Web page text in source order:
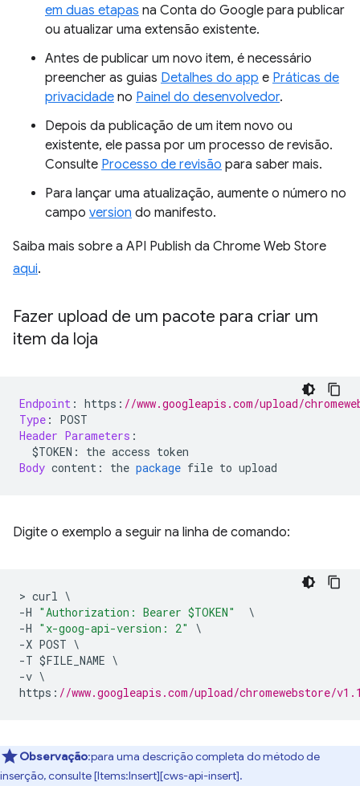
em duas etapas na Conta do Google para publicar
ou atualizar uma extensão existente.
Antes de publicar um novo item, é necessário
preencher as guias Detalhes do app e Práticas de
privacidade no Painel do desenvolvedor.
Depois da publicação de um item novo ou
existente, ele passa por um processo de revisão.
Consulte Processo de revisão para saber mais.
Para lançar uma atualização, aumente o número no
campo version do manifesto.
Saiba mais sobre a API Publish da Chrome Web Store
aqui.
Fazer upload de um pacote para criar um
item da loja
Endpoint : https : //www.googleapis.com/upload/
Type :
POST
Header Parameters :
$TOKEN :
the access token
Body content : the package file to upload
Digite o exemplo a seguir na linha de comando:
> curl \
-H "Authorization: Bearer $TOKEN"
\
-H "x-goog-api-version: 2"
\
-X POST \
-T $FILE_NAME \
-v \
https : //www.googleapis.com/upload/chromewebstore/
Observação:para uma descrição completa do método de
inserção, consulte [Items:Insert][cws-api-insert].